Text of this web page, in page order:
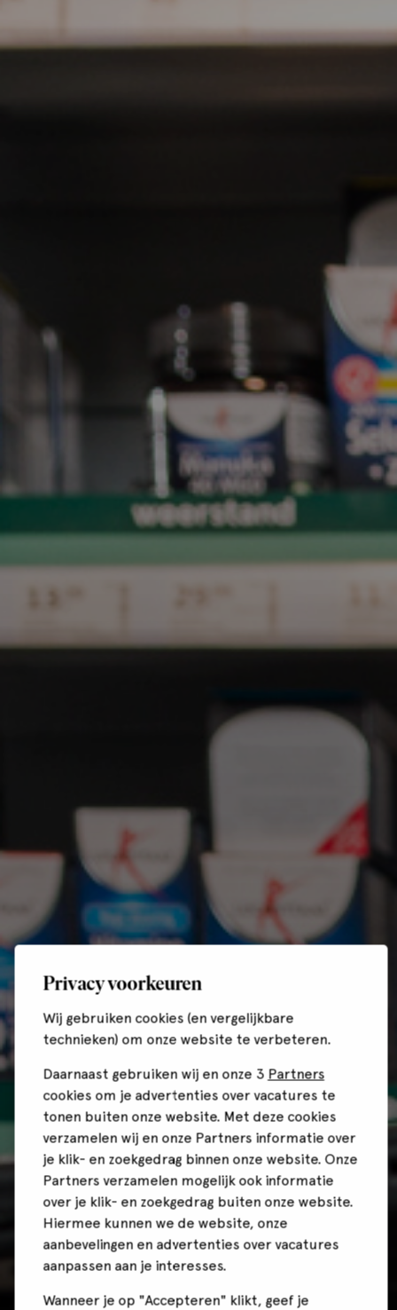
Privacy voorkeuren
Wij gebruiken cookies (en vergelijkbare
technieken) om onze website te verbeteren.
Daarnaast gebruiken wij en onze 3 Partners
cookies om je advertenties over vacatures te
tonen buiten onze website. Met deze cookies
verzamelen wij en onze Partners informatie over
je klik- en zoekgedrag binnen onze website. Onze
Partners verzamelen mogelijk ook informatie
over je klik- en zoekgedrag buiten onze website.
Hiermee kunnen we de website, onze
aanbevelingen en advertenties over vacatures
aanpassen aan je interesses.
Wanneer je op "Accepteren" klikt, geef je